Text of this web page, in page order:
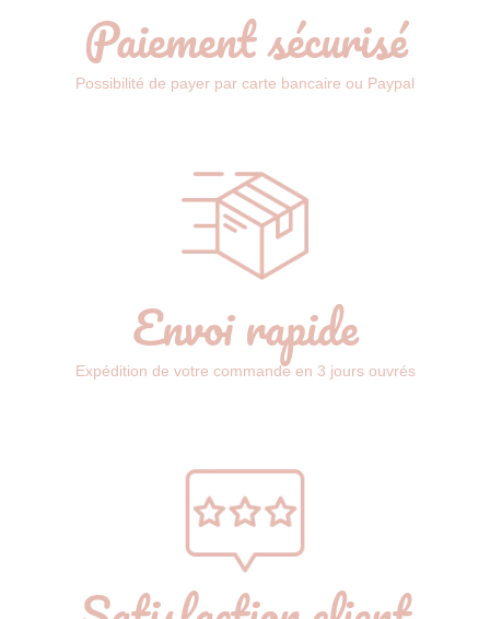
Paiement sécurisé
Possibilité de payer par carte bancaire ou Paypal
Envoi rapide
Expédition de votre commande en 3 jours ouvrés